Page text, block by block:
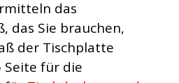
das
das Sie brauchen,
der Tischplatte
für die